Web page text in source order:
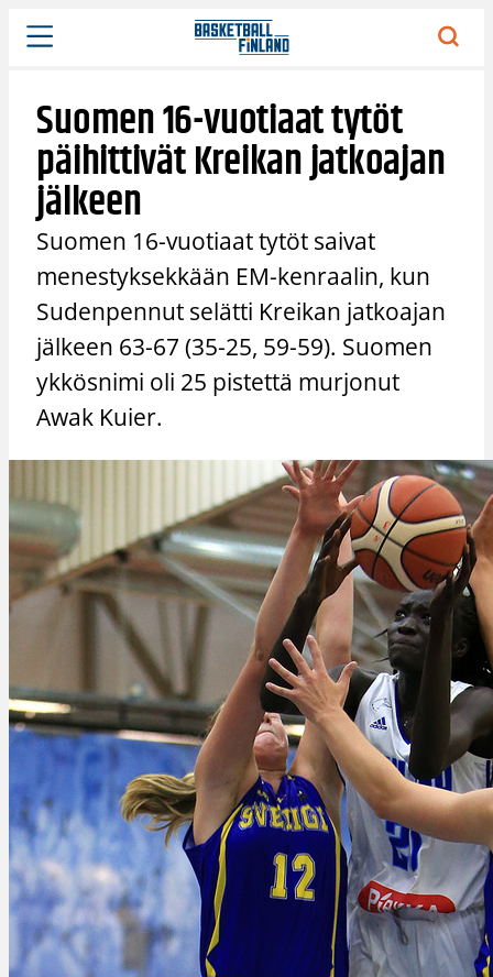
Siirry
sisältöön
Suomen 16-vuotiaat tytöt
päihittivät Kreikan jatkoajan
jälkeen
Suomen 16-vuotiaat tytöt saivat
menestyksekkään EM-kenraalin, kun
Sudenpennut selätti Kreikan jatkoajan
jälkeen 63-67 (35-25, 59-59). Suomen
ykkösnimi oli 25 pistettä murjonut
Awak Kuier.